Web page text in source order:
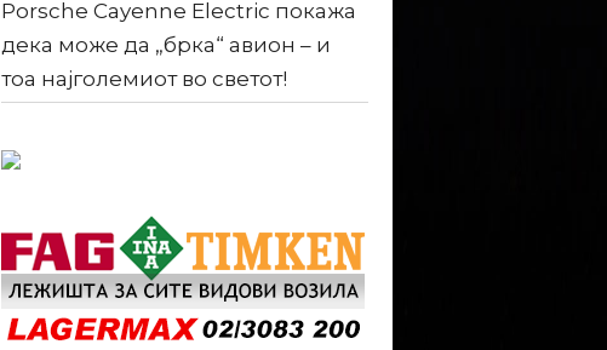
Porsche Cayenne Electric покажа
дека може да „брка“ авион – и
тоа најголемиот во светот!